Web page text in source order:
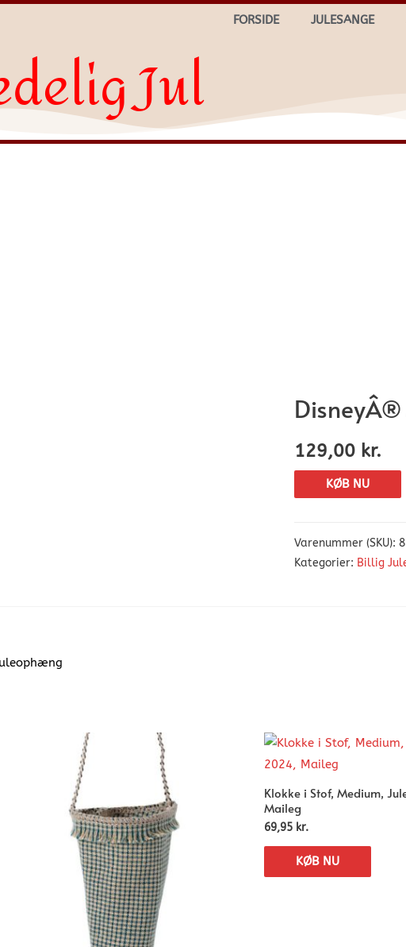
FORSIDE JULESANGE
Jul
DisneyÂ®
129,00 kr.
KØB NU
Varenummer (SKU):
Kategorier: Billig
Klokke i Stof, Medium,
Maileg
69,95 kr.
KØB NU